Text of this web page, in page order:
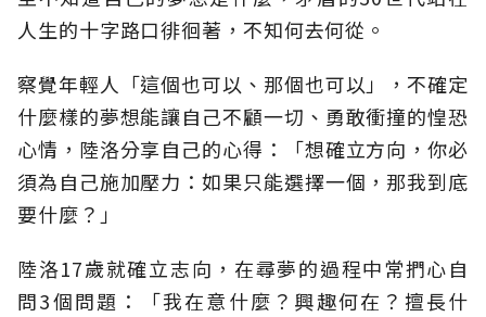
人生的十字路口徘徊著，不知何去何從。
察覺年輕人「這個也可以、那個也可以」，不確定
什麼樣的夢想能讓自己不顧一切、勇敢衝撞的惶恐
心情，陸洛分享自己的心得：「想確立方向，你必
須為自己施加壓力：如果只能選擇一個，那我到底
要什麼？」
陸洛17歲就確立志向，在尋夢的過程中常捫心自
問3個問題：「我在意什麼？興趣何在？擅長什